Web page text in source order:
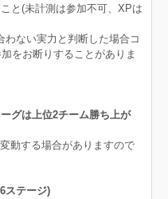
と(未計測は参加不可、XPは
ない実力と判断した場合コ
をお断りすることがありま
グは上位2チーム勝ち上が
動する場合がありますので
ステージ)